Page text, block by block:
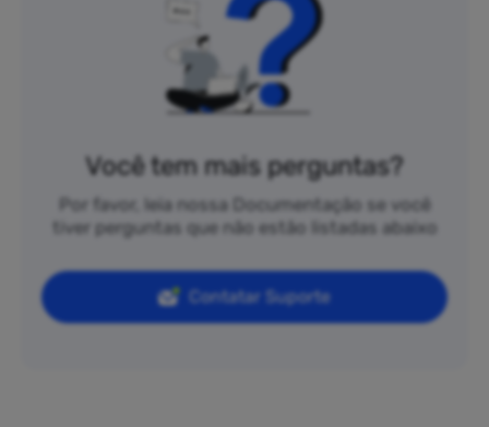
Você tem mais perguntas?
Por favor, leia nossa Documentação se você
tiver perguntas que não estão listadas abaixo
Contatar Suporte